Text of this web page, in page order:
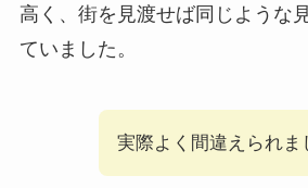
高く、街を見渡せば同じような
ていました。
実際よく間違えられま